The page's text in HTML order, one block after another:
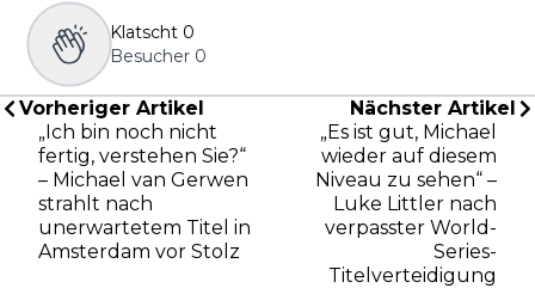
Klatscht 0
Besucher 0
Vorheriger Artikel
„Ich bin noch nicht
fertig, verstehen Sie?“
– Michael van Gerwen
strahlt nach
unerwartetem Titel in
Amsterdam vor Stolz
Nächster Artikel
„Es ist gut, Michael
wieder auf diesem
Niveau zu sehen“ –
Luke Littler nach
verpasster World-
Series-
Titelverteidigung